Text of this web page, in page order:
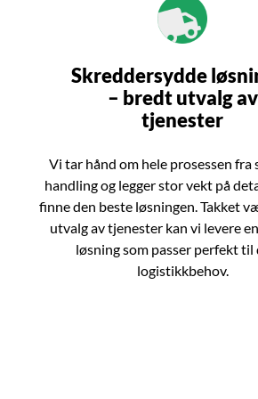
Skreddersydde
– bredt utvalg av
tjenester
Vi tar hånd om hele prosessen fra
handling og legger stor vekt på
finne den beste løsningen. Takket
utvalg av tjenester kan vi levere
løsning som passer perfekt til
logistikkbehov.